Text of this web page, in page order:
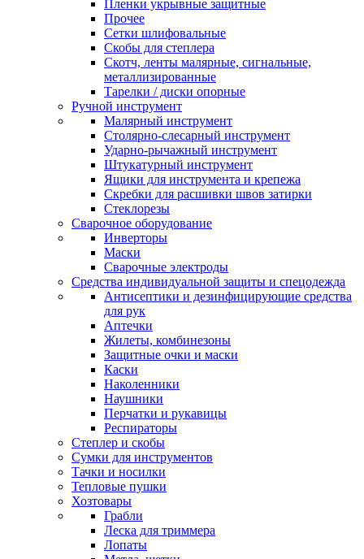
Пленки укрывные защитные
Прочее
Сетки шлифовальные
Скобы для степлера
Скотч, ленты малярные, сигнальные,
металлизированные
Тарелки / диски опорные
Ручной инструмент
Малярный инструмент
Столярно-слесарный инструмент
Ударно-рычажный инструмент
Штукатурный инструмент
Ящики для инструмента и крепежа
Скребки для расшивки швов затирки
Стеклорезы
Сварочное оборудование
Инверторы
Маски
Сварочные электроды
Средства индивидуальной защиты и спецодежда
Антисептики и дезинфицирующие средства
для рук
Аптечки
Жилеты, комбинезоны
Защитные очки и маски
Каски
Наколенники
Наушники
Перчатки и рукавицы
Респираторы
Степлер и скобы
Сумки для инструментов
Тачки и носилки
Тепловые пушки
Хозтовары
Грабли
Леска для триммера
Лопаты